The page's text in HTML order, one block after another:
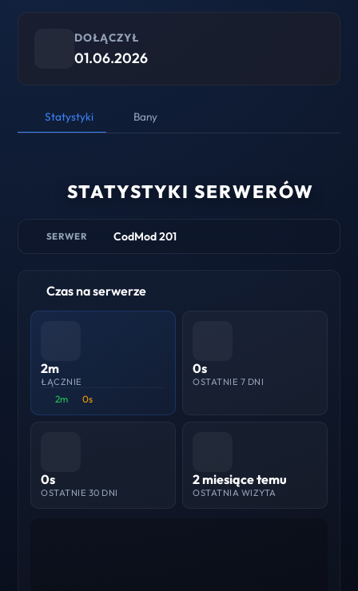
DOŁĄCZYŁ
01.06.2026
Statystyki Bany
STATYSTYKI SERWERÓW
SERWER CodMod 201
Czas na serwerze
2m
ŁĄCZNIE
2m 0s
0s
OSTATNIE 7 DNI
0s
OSTATNIE 30 DNI
2 miesiące temu
OSTATNIA WIZYTA